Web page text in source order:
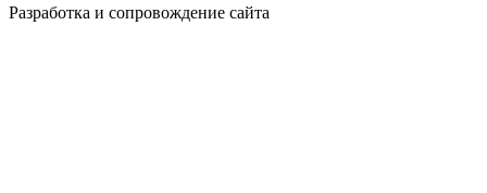
Разработка и сопровождение сайта